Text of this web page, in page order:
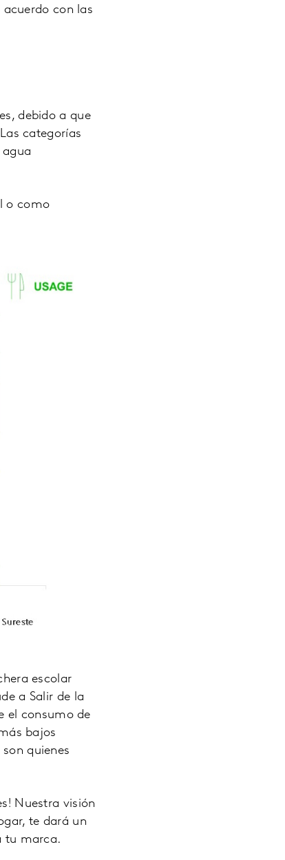
con las
debido a que
categorías
agua
o como
escolar
a Salir de la
el consumo de
bajos
quienes
Nuestra visión
te dará un
tu marca.